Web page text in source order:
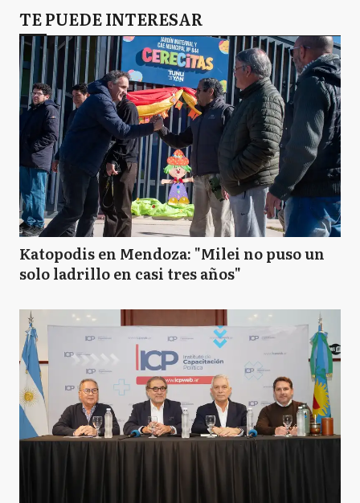
TE PUEDE INTERESAR
Katopodis en Mendoza: "Milei no puso un
solo ladrillo en casi tres años"